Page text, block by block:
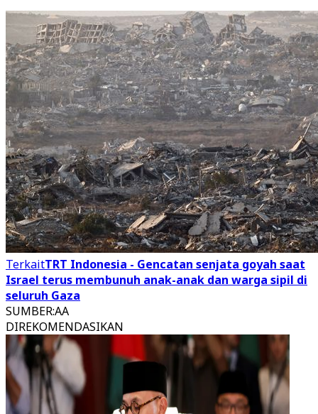
TerkaitTRT Indonesia - Gencatan senjata goyah saat
Israel terus membunuh anak-anak dan warga sipil di
seluruh Gaza
SUMBER:AA
DIREKOMENDASIKAN